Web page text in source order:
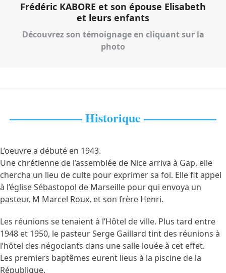
Frédéric KABORE et son épouse Elisabeth
et leurs enfants
Découvrez son témoignage en cliquant sur la
photo
—————— Historique ——————
L’oeuvre a débuté en 1943.
Une chrétienne de l’assemblée de Nice arriva à Gap, elle
chercha un lieu de culte pour exprimer sa foi. Elle fit appel
à l’église Sébastopol de Marseille pour qui envoya un
pasteur, M Marcel Roux, et son frère Henri.
Les réunions se tenaient à l’Hôtel de ville. Plus tard entre
1948 et 1950, le pasteur Serge Gaillard tint des réunions à
l’hôtel des négociants dans une salle louée à cet effet.
Les premiers baptêmes eurent lieus à la piscine de la
République.